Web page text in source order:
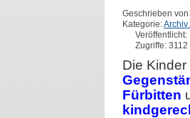
Geschrieben von
Kategorie:Archiv
Veröffentlicht:
Zugriffe: 3112
Die
Fürbitten